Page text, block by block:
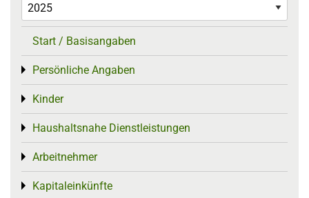
Start / Basisangaben
Persönliche Angaben
Toggle menu
Kinder
Toggle menu
Haushaltsnahe Dienstleistungen
Toggle menu
Arbeitnehmer
Toggle menu
Kapitaleinkünfte
Toggle menu